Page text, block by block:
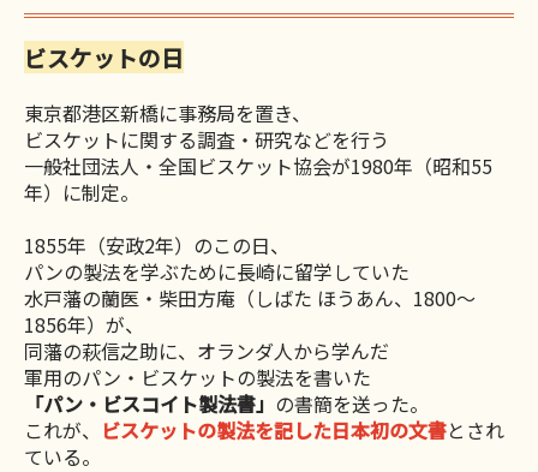
ビスケットの日
東京都港区新橋に事務局を置き、
ビスケットに関する調査・研究などを行う
一般社団法人・全国ビスケット協会が1980年（昭和55
年）に制定。
1855年（安政2年）のこの日、
パンの製法を学ぶために長崎に留学していた
水戸藩の蘭医・柴田方庵（しばた ほうあん、1800～
1856年）が、
同藩の萩信之助に、オランダ人から学んだ
軍用のパン・ビスケットの製法を書いた
「パン・ビスコイト製法書」 の書簡を送った。
これが、 ビスケットの製法を記した日本初の文書とされ
ている。